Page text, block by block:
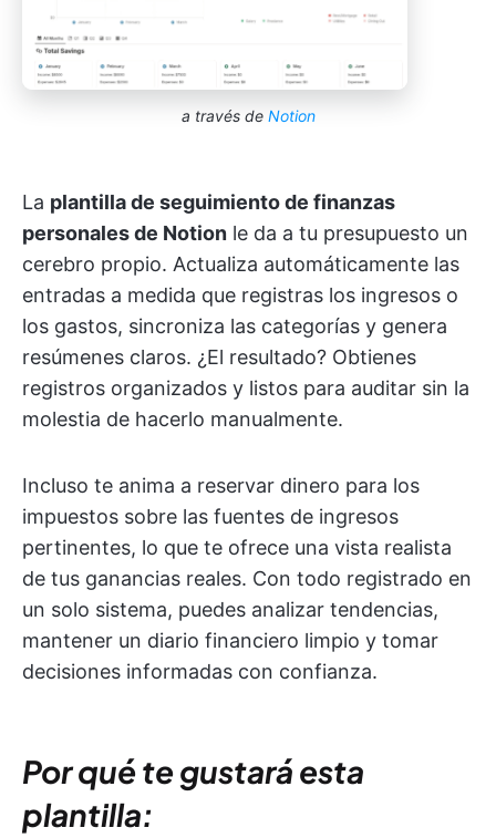
a través de Notion
La plantilla de seguimiento de finanzas
personales de Notion le da a tu presupuesto un
cerebro propio. Actualiza automáticamente las
entradas a medida que registras los ingresos o
los gastos, sincroniza las categorías y genera
resúmenes claros. ¿El resultado? Obtienes
registros organizados y listos para auditar sin la
molestia de hacerlo manualmente.
Incluso te anima a reservar dinero para los
impuestos sobre las fuentes de ingresos
pertinentes, lo que te ofrece una vista realista
de tus ganancias reales. Con todo registrado en
un solo sistema, puedes analizar tendencias,
mantener un diario financiero limpio y tomar
decisiones informadas con confianza.
Por qué te gustará esta
plantilla: